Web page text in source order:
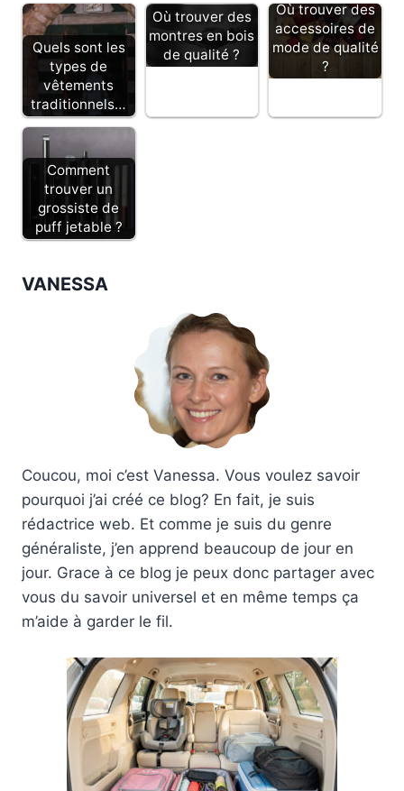
Quels sont les
types de
vêtements
traditionnels…
Où trouver des
montres en bois
de qualité ?
Où trouver des
accessoires de
mode de qualité
?
Comment
trouver un
grossiste de
puff jetable ?
VANESSA
Coucou, moi c’est Vanessa. Vous voulez savoir
pourquoi j’ai créé ce blog? En fait, je suis
rédactrice web. Et comme je suis du genre
généraliste, j’en apprend beaucoup de jour en
jour. Grace à ce blog je peux donc partager avec
vous du savoir universel et en même temps ça
m’aide à garder le fil.